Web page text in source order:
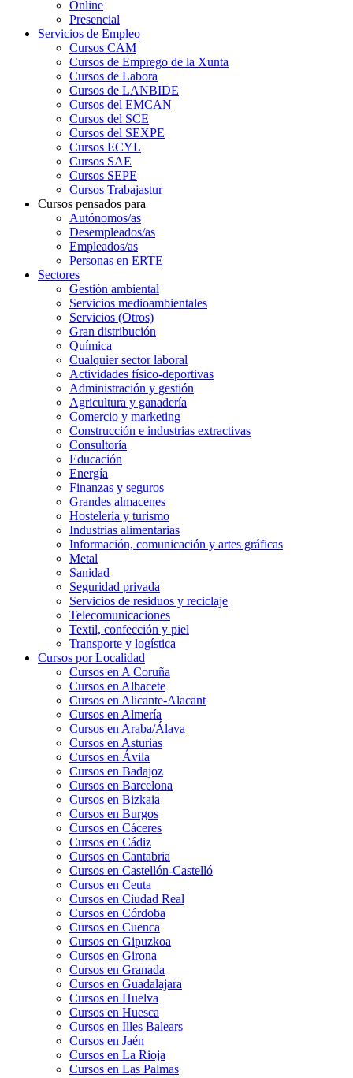
Online
Presencial
Servicios de Empleo
Cursos CAM
Cursos de Emprego de la Xunta
Cursos de Labora
Cursos de LANBIDE
Cursos del EMCAN
Cursos del SCE
Cursos del SEXPE
Cursos ECYL
Cursos SAE
Cursos SEPE
Cursos Trabajastur
Cursos pensados para
Autónomos/as
Desempleados/as
Empleados/as
Personas en ERTE
Sectores
Gestión ambiental
Servicios medioambientales
Servicios (Otros)
Gran distribución
Química
Cualquier sector laboral
Actividades físico-deportivas
Administración y gestión
Agricultura y ganadería
Comercio y marketing
Construcción e industrias extractivas
Consultoría
Educación
Energía
Finanzas y seguros
Grandes almacenes
Hostelería y turismo
Industrias alimentarias
Información, comunicación y artes gráficas
Metal
Sanidad
Seguridad privada
Servicios de residuos y reciclaje
Telecomunicaciones
Textil, confección y piel
Transporte y logística
Cursos por Localidad
Cursos en A Coruña
Cursos en Albacete
Cursos en Alicante-Alacant
Cursos en Almería
Cursos en Araba/Álava
Cursos en Asturias
Cursos en Ávila
Cursos en Badajoz
Cursos en Barcelona
Cursos en Bizkaia
Cursos en Burgos
Cursos en Cáceres
Cursos en Cádiz
Cursos en Cantabria
Cursos en Castellón-Castelló
Cursos en Ceuta
Cursos en Ciudad Real
Cursos en Córdoba
Cursos en Cuenca
Cursos en Gipuzkoa
Cursos en Girona
Cursos en Granada
Cursos en Guadalajara
Cursos en Huelva
Cursos en Huesca
Cursos en Illes Balears
Cursos en Jaén
Cursos en La Rioja
Cursos en Las Palmas